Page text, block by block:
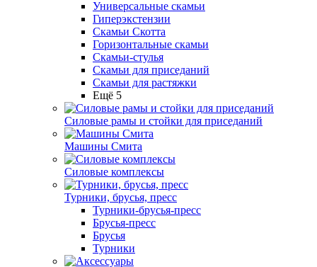
Универсальные скамьи
Гиперэкстензии
Скамьи Скотта
Горизонтальные скамьи
Скамьи-стулья
Скамьи для приседаний
Скамьи для растяжки
Ещё 5
Силовые рамы и стойки для приседаний
Машины Смита
Силовые комплексы
Турники, брусья, пресс
Турники-брусья-пресс
Брусья-пресс
Брусья
Турники